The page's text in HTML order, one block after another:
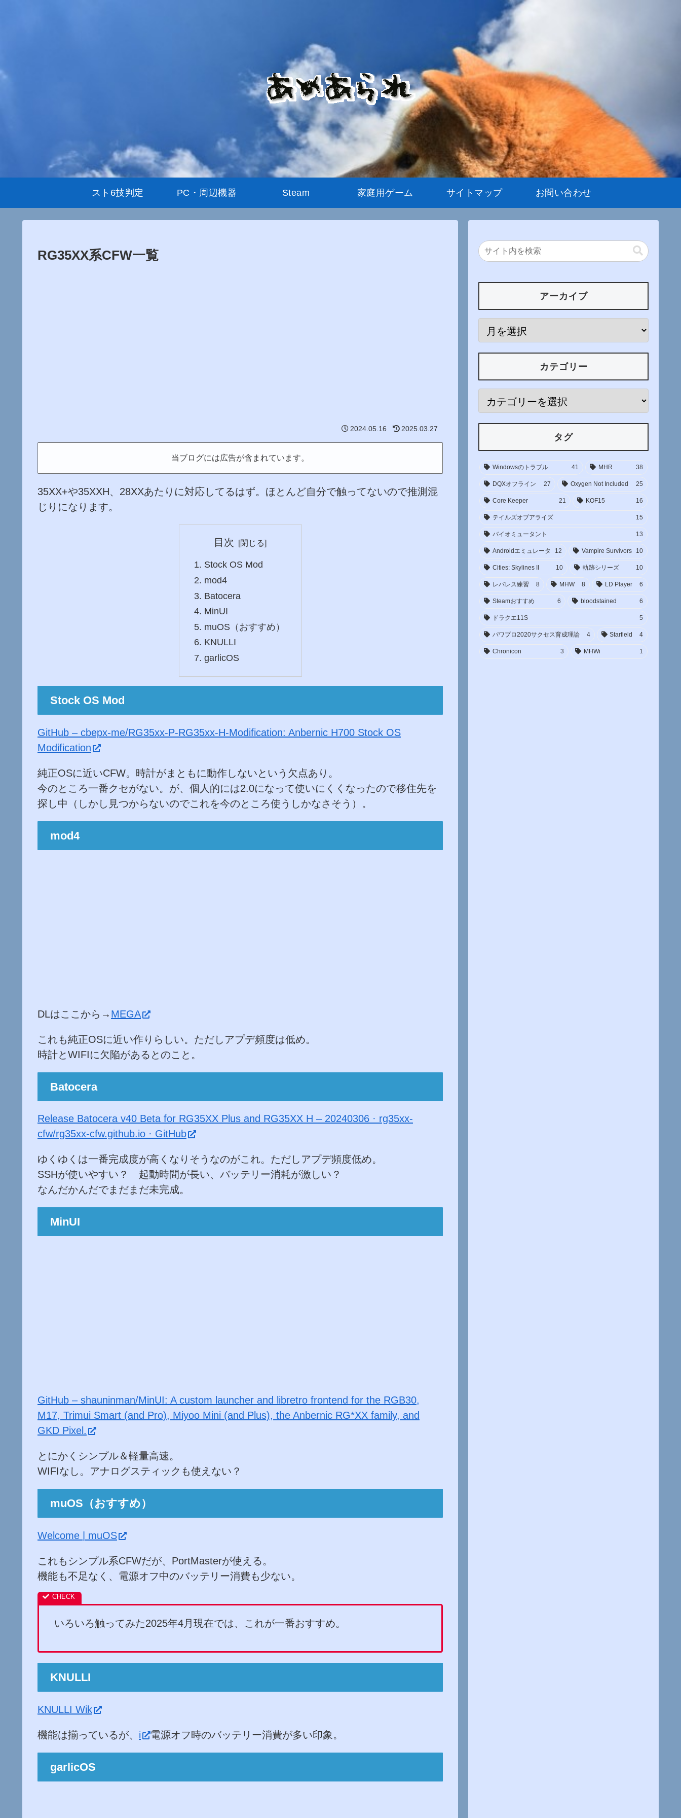
スト6技判定 PC・周辺機器 Steam 家庭用ゲーム サイトマップ お問い合わせ
RG35XX系CFW一覧
2024.05.16 2025.03.27
当ブログには広告が含まれています。
35XX+や35XXH、28XXあたりに対応してるはず。ほとんど自分で触ってないので推測混
じりになります。
目次
Stock OS Mod
mod4
Batocera
MinUI
muOS（おすすめ）
KNULLI
garlicOS
Stock OS Mod
GitHub – cbepx-me/RG35xx-P-RG35xx-H-Modification: Anbernic H700 Stock OS
Modification
純正OSに近いCFW。時計がまともに動作しないという欠点あり。
今のところ一番クセがない。が、個人的には2.0になって使いにくくなったので移住先を
探し中（しかし見つからないのでこれを今のところ使うしかなさそう）。
mod4
DLはここから→ MEGA
これも純正OSに近い作りらしい。ただしアプデ頻度は低め。
時計とWIFIに欠陥があるとのこと。
Batocera
Release Batocera v40 Beta for RG35XX Plus and RG35XX H – 20240306 · rg35xx-
cfw/rg35xx-cfw.github.io · GitHub
ゆくゆくは一番完成度が高くなりそうなのがこれ。ただしアプデ頻度低め。
SSHが使いやすい？ 起動時間が長い、バッテリー消耗が激しい？
なんだかんだでまだまだ未完成。
MinUI
GitHub – shauninman/MinUI: A custom launcher and libretro frontend for the RGB30,
M17, Trimui Smart (and Pro), Miyoo Mini (and Plus), the Anbernic RG*XX family, and
GKD Pixel.
とにかくシンプル＆軽量高速。
WIFIなし。アナログスティックも使えない？
muOS（おすすめ）
Welcome | muOS
これもシンプル系CFWだが、PortMasterが使える。
機能も不足なく、電源オフ中のバッテリー消費も少ない。
いろいろ触ってみた2025年4月現在では、これが一番おすすめ。
KNULLI
KNULLI Wik
機能は揃っているが、 i 電源オフ時のバッテリー消費が多い印象。
garlicOS
アーカイブ
カテゴリー
タグ
Windowsのトラブル 41 MHR 38
DQXオフライン 27 Oxygen Not Included 25
Core Keeper 21 KOF15 16
テイルズオブアライズ 15
バイオミュータント 13
Androidエミュレータ 12 Vampire Survivors 10
Cities: Skylines II 10 軌跡シリーズ 10
レバレス練習 8 MHW 8 LD Player 6
Steamおすすめ 6 bloodstained 6
ドラクエ11S 5
パワプロ2020サクセス育成理論 4 Starfield 4
Chronicon 3 MHWi 1